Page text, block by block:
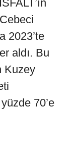
2023’te
aldı. Bu
Kuzey
70’e